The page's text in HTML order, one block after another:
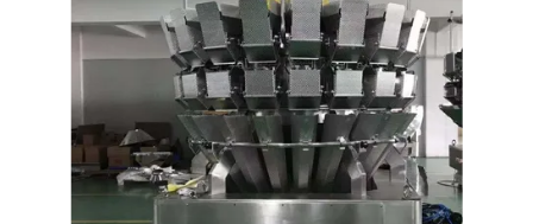
SITEMAP
PRIVACYBELEID